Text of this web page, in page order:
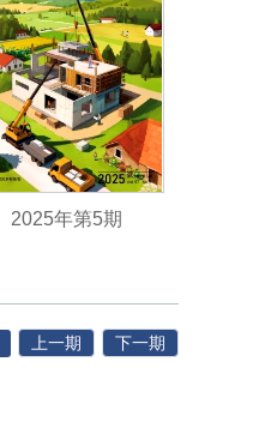
2025年第5期
上一期 下一期